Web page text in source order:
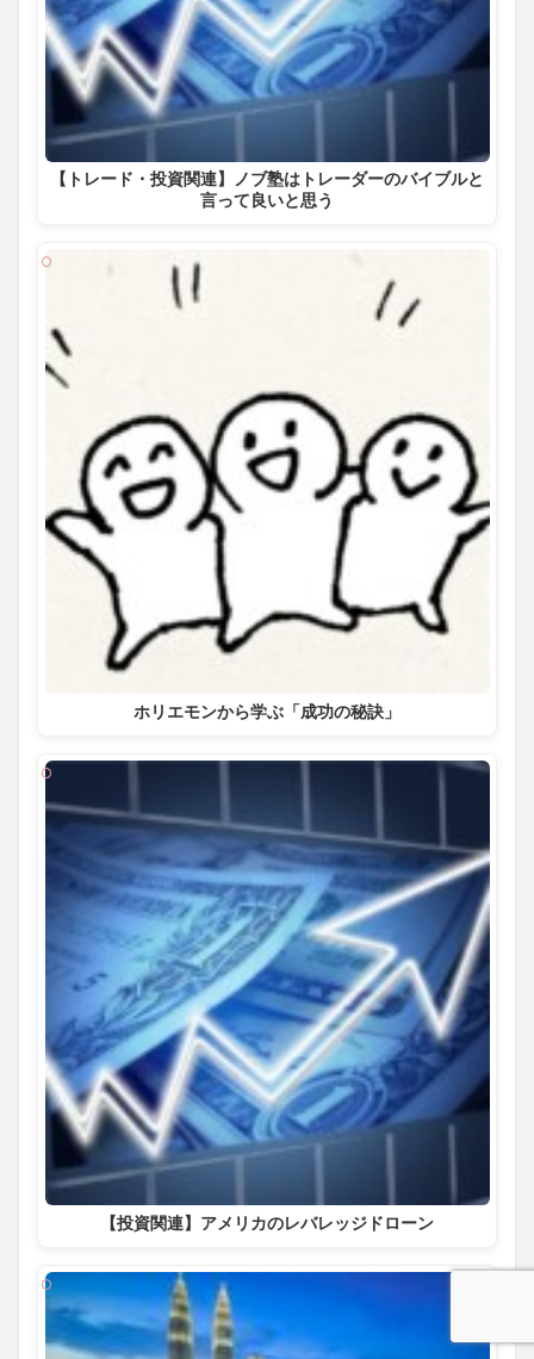
【トレード・投資関連】ノブ塾はトレーダーのバイブルと
言って良いと思う
ホリエモンから学ぶ「成功の秘訣」
【投資関連】アメリカのレバレッジドローン